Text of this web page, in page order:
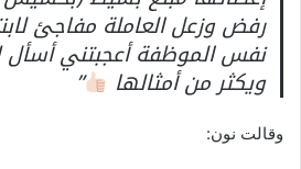
رفض وزعل العاملة مفاجئ
نفس الموظفة أعجبتني أسأل
ويكثر من أمثالها ”
وقالت نون: